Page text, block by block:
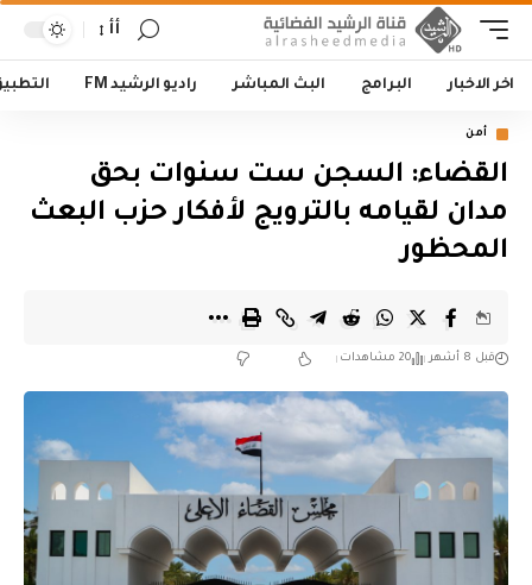
أأ
اخر الاخبار البرامج البث المباشر راديو الرشيد FM
أمن
القضاء: السجن ست سنوات بحق
مدان لقيامه بالترويج لأفكار حزب البعث
المحظور
قبل 8 أشهر 20 مشاهدات